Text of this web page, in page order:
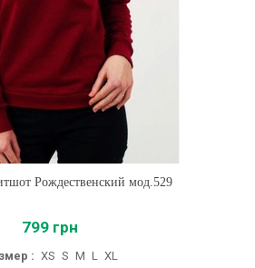
Рождественский мод.529
799 грн
: XS S M L XL